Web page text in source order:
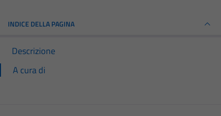
INDICE DELLA PAGINA
Descrizione
A cura di